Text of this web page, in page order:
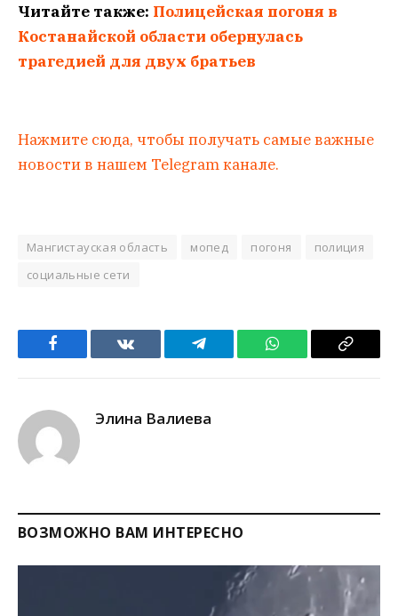
Читайте также: Полицейская погоня в
Костанайской области обернулась
трагедией для двух братьев
Нажмите сюда, чтобы получать самые важные
новости в нашем Telegram канале.
Мангистауская область мопед погоня
полиция
социальные сети
Facebook VKontakteTelegram WhatsApp Copy
Элина Валиева
ВОЗМОЖНО ВАМ ИНТЕРЕСНО